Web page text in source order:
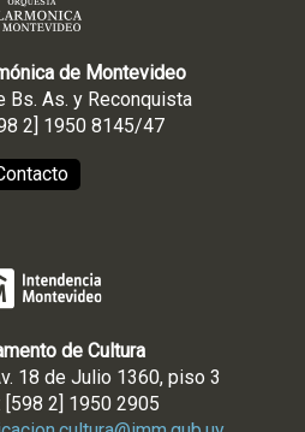
de Montevideo
Bs. As. y Reconquista
2] 1950 8145/47
de Cultura
18 de Julio 1360, piso 3
[598 2] 1950 2905